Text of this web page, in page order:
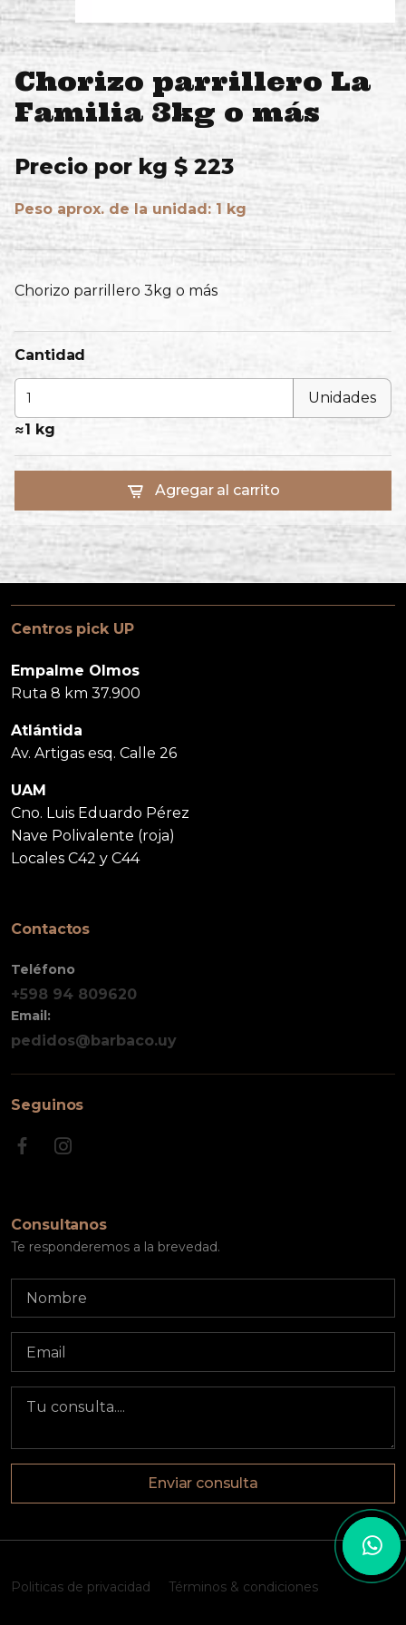
Chorizo parrillero La
Familia 3kg o más
Precio por kg $ 223
Peso aprox. de la unidad: 1 kg
Chorizo parrillero 3kg o más
Cantidad
Unidades
≈1 kg
Agregar al carrito
Centros pick UP
Empalme Olmos
Ruta 8 km 37.900
Atlántida
Av. Artigas esq. Calle 26
UAM
Cno. Luis Eduardo Pérez
Nave Polivalente (roja)
Locales C42 y C44
Contactos
Teléfono
+598 94 809620
Email:
pedidos@barbaco.uy
Seguinos
Consultanos
Te responderemos a la brevedad.
Enviar consulta
Politicas de privacidad Términos & condiciones